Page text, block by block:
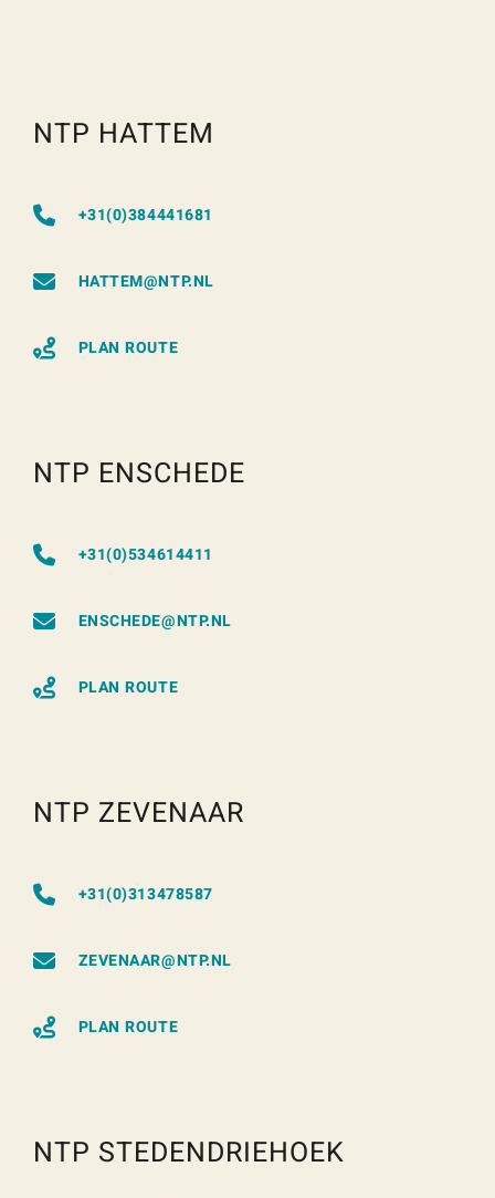
NTP HATTEM
+31(0)384441681
HATTEM@NTP.NL
PLAN ROUTE
NTP ENSCHEDE
+31(0)534614411
ENSCHEDE@NTP.NL
PLAN ROUTE
NTP ZEVENAAR
+31(0)313478587
ZEVENAAR@NTP.NL
PLAN ROUTE
NTP STEDENDRIEHOEK